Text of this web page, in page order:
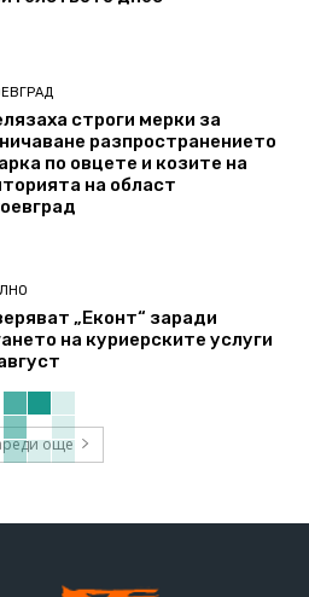
строги мерки за
разпространението
по овцете и козите на
на област
„Еконт“ заради
на куриерските услуги
още